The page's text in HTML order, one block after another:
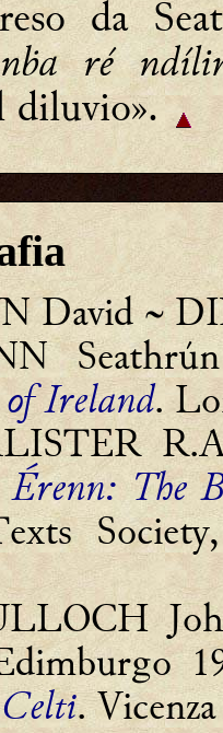
da
ré
diluvio».
David ~
Ireland.
Érenn: The
.